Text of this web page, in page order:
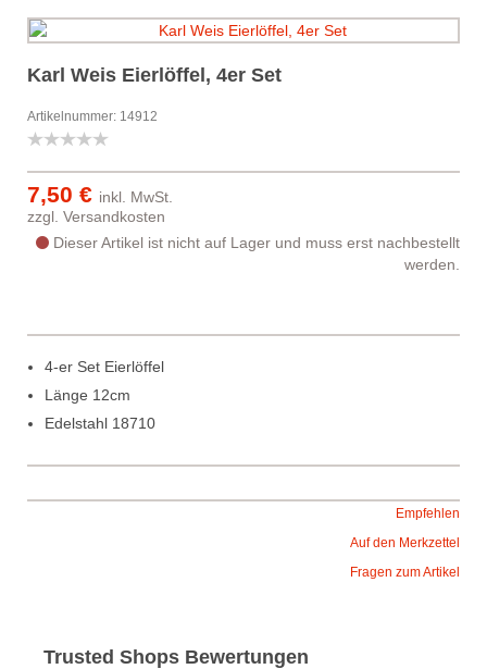
Karl Weis Eierlöffel, 4er Set
Artikelnummer: 14912
7,50 € inkl. MwSt.
zzgl. Versandkosten
Dieser Artikel ist nicht auf Lager und muss erst nachbestellt
werden.
4-er Set Eierlöffel
Länge 12cm
Edelstahl 18710
Empfehlen
Auf den Merkzettel
Fragen zum Artikel
Trusted Shops Bewertungen